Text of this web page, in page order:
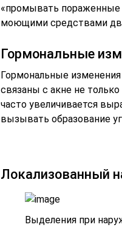
«промывать пораженные
моющими средствами
Гормональные
Гормональные
связаны с акне не только
часто увеличивается
вызывать образование
Локализованный
Выделения при